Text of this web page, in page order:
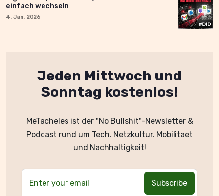
einfach wechseln
4. Jan. 2026
Jeden Mittwoch und
Sonntag kostenlos!
MeTacheles ist der "No Bullshit"-Newsletter &
Podcast rund um Tech, Netzkultur, Mobilitaet
und Nachhaltigkeit!
Enter your email Subscribe